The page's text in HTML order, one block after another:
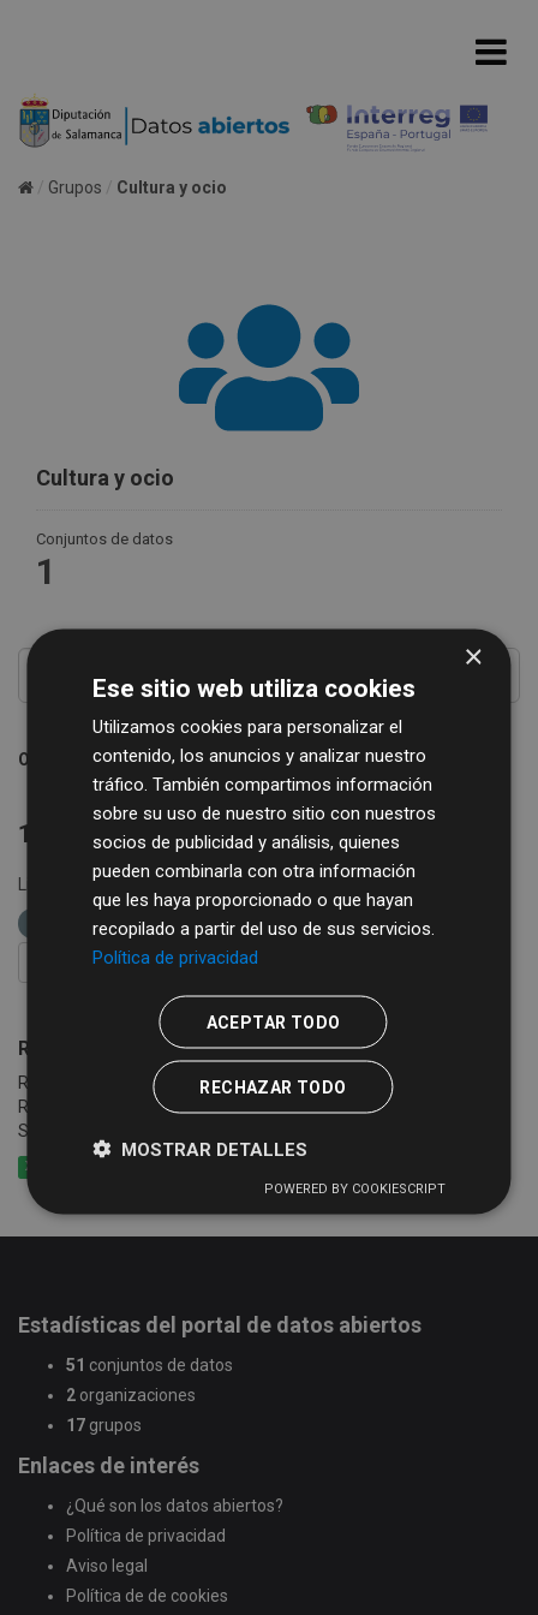
Grupos Cultura y ocio
Cultura y ocio
Conjuntos de datos
1
Ordenar por
1 conjunto de datos encontrado
Licencias:
Comercio
etiquetas: empresas
FILTRAR RESULTADOS
Registro Turístico de la Provincia de Salamanca
Relación e información de establecimientos registrados en el
Registro Turístico de la Junta de Castilla y León de la Provincia de
Salamanca
XLSX
Estadísticas del portal de datos abiertos
51 conjuntos de datos
2 organizaciones
17 grupos
Enlaces de interés
¿Qué son los datos abiertos?
Política de privacidad
Aviso legal
Política de de cookies
×
Ese sitio web utiliza cookies
Utilizamos cookies para personalizar el
contenido, los anuncios y analizar nuestro
tráfico. También compartimos información
sobre su uso de nuestro sitio con nuestros
socios de publicidad y análisis, quienes
pueden combinarla con otra información
que les haya proporcionado o que hayan
recopilado a partir del uso de sus servicios.
Política de privacidad
ACEPTAR TODO
RECHAZAR TODO
MOSTRAR DETALLES
POWERED BY COOKIESCRIPT